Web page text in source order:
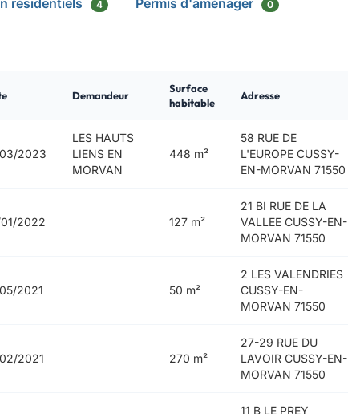
résidentiels 4 Permis d'aménager 0
Demandeur
Surface
habitable
Adresse
2023
LES HAUTS
LIENS EN
MORVAN
448 m²
58 RUE DE
L'EUROPE CUSSY-
EN-MORVAN 71550
2022 127 m²
21 BI RUE DE LA
VALLEE CUSSY-EN-
MORVAN 71550
2021 50 m²
2 LES VALENDRIES
CUSSY-EN-
MORVAN 71550
2021 270 m²
27-29 RUE DU
LAVOIR CUSSY-EN-
MORVAN 71550
11 B LE PREY